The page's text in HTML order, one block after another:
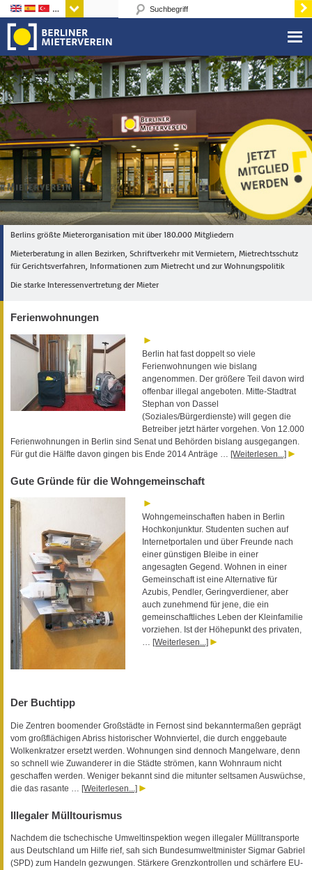
Sprachen
Berlins größte Mieterorganisation mit über 180.000 Mitgliedern
Mieterberatung in allen Bezirken, Schriftverkehr mit Vermietern, Mietrechtsschutz
für Gerichtsverfahren, Informationen zum Mietrecht und zur Wohnungspolitik
Die starke Interessenvertretung der Mieter
Ferienwohnungen
Berlin hat fast doppelt so viele
Ferienwohnungen wie bislang
angenommen. Der größere Teil davon wird
offenbar illegal angeboten. Mitte-Stadtrat
Stephan von Dassel
(Soziales/Bürgerdienste) will gegen die
Betreiber jetzt härter vorgehen. Von 12.000
Ferienwohnungen in Berlin sind Senat und Behörden bislang ausgegangen.
Für gut die Hälfte davon gingen bis Ende 2014 Anträge … [Weiterlesen...]
Gute Gründe für die Wohngemeinschaft
Wohngemeinschaften haben in Berlin
Hochkonjunktur. Studenten suchen auf
Internetportalen und über Freunde nach
einer günstigen Bleibe in einer
angesagten Gegend. Wohnen in einer
Gemeinschaft ist eine Alternative für
Azubis, Pendler, Geringverdiener, aber
auch zunehmend für jene, die ein
gemeinschaftliches Leben der Kleinfamilie
vorziehen. Ist der Höhepunkt des privaten,
… [Weiterlesen...]
Der Buchtipp
Die Zentren boomender Großstädte in Fernost sind bekanntermaßen geprägt
vom großflächigen Abriss historischer Wohnviertel, die durch enggebaute
Wolkenkratzer ersetzt werden. Wohnungen sind dennoch Mangelware, denn
so schnell wie Zuwanderer in die Städte strömen, kann Wohnraum nicht
geschaffen werden. Weniger bekannt sind die mitunter seltsamen Auswüchse,
die das rasante … [Weiterlesen...]
Illegaler Mülltourismus
Nachdem die tschechische Umweltinspektion wegen illegaler Mülltransporte
aus Deutschland um Hilfe rief, sah sich Bundesumweltminister Sigmar Gabriel
(SPD) zum Handeln gezwungen. Stärkere Grenzkontrollen und schärfere EU-